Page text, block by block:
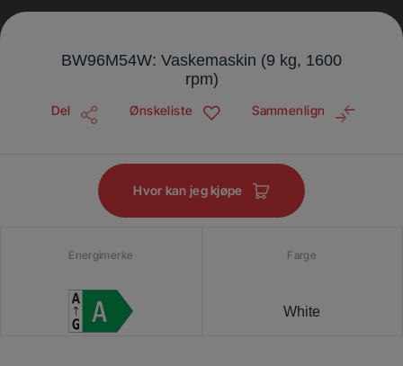
BW96M54W: Vaskemaskin (9 kg, 1600
rpm)
Del Ønskeliste Sammenlign
Hvor kan jeg kjøpe
Energimerke Farge
White